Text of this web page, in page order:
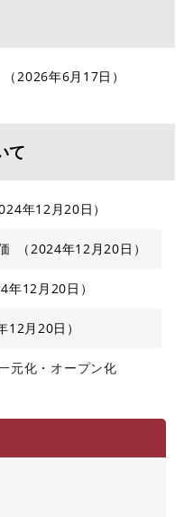
2026年6月17日
て
年12月20日
2024年12月20日
年12月20日
12月20日
元化・オープン化